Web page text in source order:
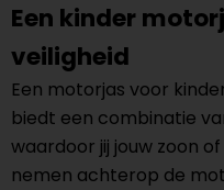
Een kinder
veiligheid
Een motorjas voor
biedt een combinatie
waardoor jij jouw zoon
nemen achterop de